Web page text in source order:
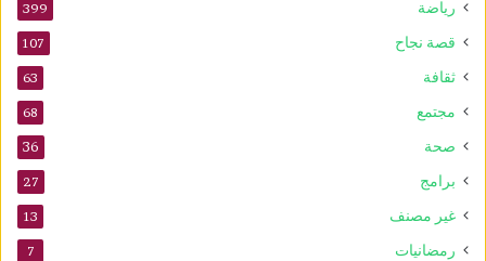
رياضة 399
قصة نجاح 107
ثقافة 63
مجتمع 68
صحة 36
برامج 27
غير مصنف 13
رمضانيات 7